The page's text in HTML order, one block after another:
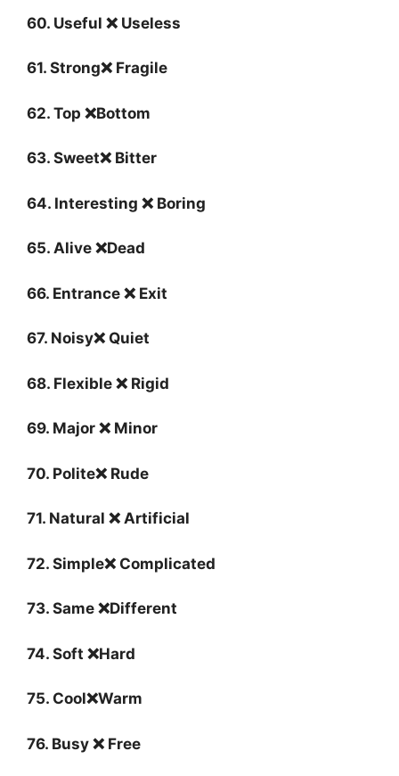
60. Useful ❌ Useless
61. Strong❌ Fragile
62. Top ❌Bottom
63. Sweet❌ Bitter
64. Interesting ❌ Boring
65. Alive ❌Dead
66. Entrance ❌ Exit
67. Noisy❌ Quiet
68. Flexible ❌ Rigid
69. Major ❌ Minor
70. Polite❌ Rude
71. Natural ❌ Artificial
72. Simple❌ Complicated
73. Same ❌Different
74. Soft ❌Hard
75. Cool❌Warm
76. Busy ❌ Free